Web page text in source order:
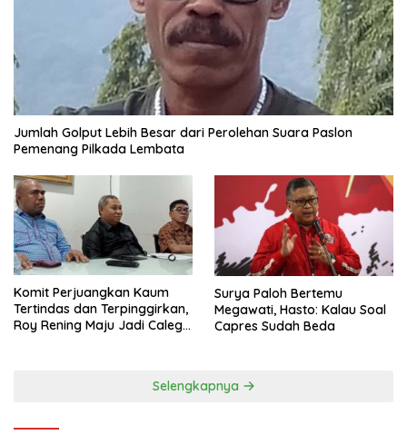
Jumlah Golput Lebih Besar dari Perolehan Suara Paslon
Pemenang Pilkada Lembata
Komit Perjuangkan Kaum
Tertindas dan Terpinggirkan,
Roy Rening Maju Jadi Caleg
Surya Paloh Bertemu
Megawati, Hasto: Kalau Soal
Capres Sudah Beda
Selengkapnya